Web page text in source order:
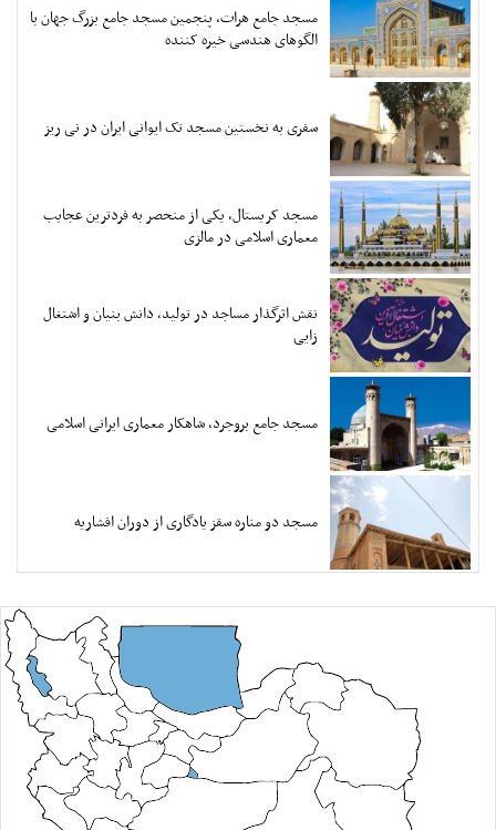
مسجد جامع هرات، پنجمین مسجد جامع بزرگ جهان با
الگوهای هندسی خیره کننده
سفری به نخستین مسجد تک ایوانی ایران در نی ریز
مسجد کریستال، یکی از منحصر به فردترین عجایب
معماری اسلامی در مالزی
نقش اثرگذار مساجد در تولید، دانش بنیان و اشتغال
زایی
مسجد جامع بروجرد، شاهکار معماری ایرانی اسلامی
مسجد دو مناره سقز یادگاری از دوران افشاریه